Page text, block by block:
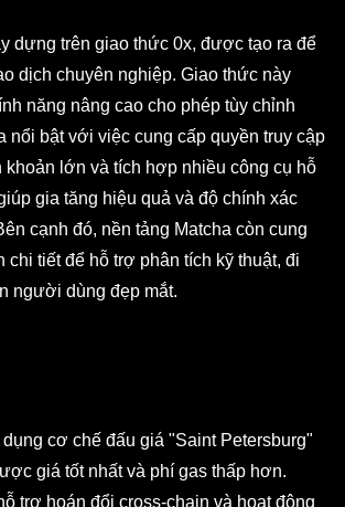
dựng trên giao thức 0x, được tạo ra để
dịch chuyên nghiệp. Giao thức này
năng nâng cao cho phép tùy chỉnh
nổi bật với việc cung cấp quyền truy cập
khoản lớn và tích hợp nhiều công cụ hỗ
gia tăng hiệu quả và độ chính xác
cạnh đó, nền tảng Matcha còn cung
chi tiết để hỗ trợ phân tích kỹ thuật, đi
người dùng đẹp mắt.
cơ chế đấu giá "Saint Petersburg"
giá tốt nhất và phí gas thấp hơn.
trợ hoán đổi cross-chain và hoạt động